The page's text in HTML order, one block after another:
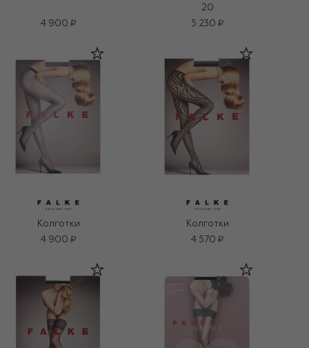
4 900 ₽
20
5 230 ₽
Колготки
4 900 ₽
Колготки
4 570 ₽